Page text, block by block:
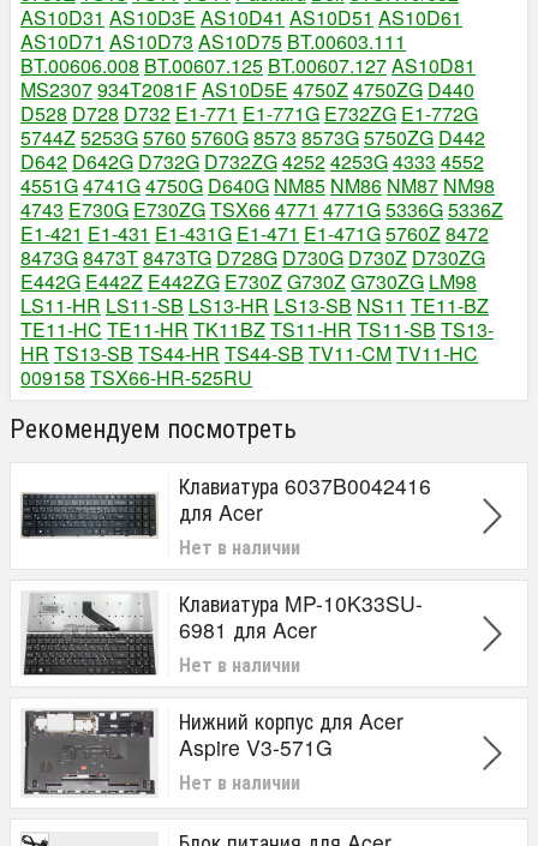
AS10D31 AS10D3E AS10D41 AS10D51 AS10D61
AS10D71 AS10D73 AS10D75 BT.00603.111
BT.00606.008 BT.00607.125 BT.00607.127AS10D81
MS2307934T2081FAS10D5E 4750Z4750ZG D440
D528 D728 D732 E1-771 E1-771G E732ZG E1-772G
5744Z5253G5760 5760G8573 8573G5750ZG D442
D642 D642G D732G D732ZG42524253G4333 4552
4551G4741G4750G D640G NM85 NM86 NM87 NM98
4743 E730G E730ZGTSX664771 4771G5336G5336Z
E1-421 E1-431 E1-431G E1-471 E1-471G5760Z8472
8473G8473T8473TG D728G D730G D730Z D730ZG
E442G E442Z E442ZG E730ZG730ZG730ZG LM98
LS11-HR LS11-SB LS13-HR LS13-SB NS11 TE11-BZ
TE11-HC TE11-HR TK11BZTS11-HR TS11-SB TS13-
HR TS13-SB TS44-HR TS44-SB TV11-CMTV11-HC
009158 TSX66-HR-525RU
Рекомендуем посмотреть
Клавиатура 6037B0042416
для Acer
Нет в наличии
Клавиатура MP-10K33SU-
6981 для Acer
Нет в наличии
Нижний корпус для Acer
Aspire V3-571G
Нет в наличии